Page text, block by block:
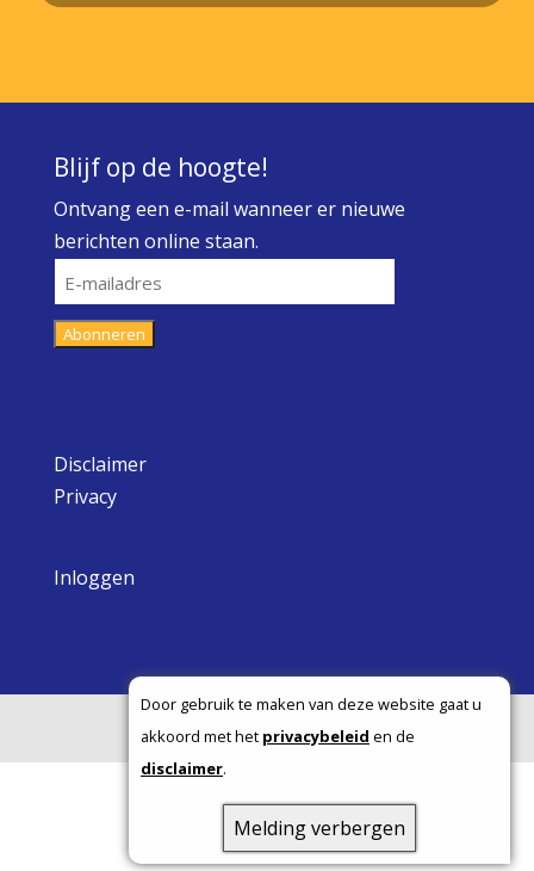
Door gebruik te maken van deze website gaat u
akkoord met het privacybeleid en de
disclaimer.
Melding verbergen
Blijf op de hoogte!
Ontvang een e-mail wanneer er nieuwe
berichten online staan.
E-
mailadres
Abonneren
Disclaimer
Privacy
Inloggen
Copyright ©